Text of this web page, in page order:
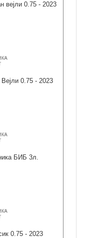
вејли 0.75 - 2023
0.75 - 2023
БИБ 3л.
0.75 - 2023